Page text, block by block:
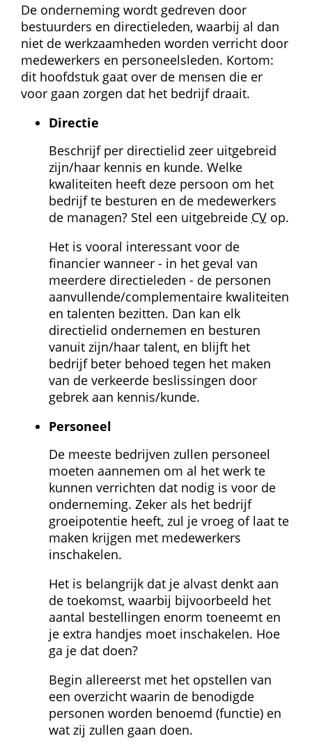
De onderneming wordt gedreven door
bestuurders en directieleden, waarbij al dan
niet de werkzaamheden worden verricht door
medewerkers en personeelsleden. Kortom:
dit hoofdstuk gaat over de mensen die er
voor gaan zorgen dat het bedrijf draait.
Directie
Beschrijf per directielid zeer uitgebreid
zijn/haar kennis en kunde. Welke
kwaliteiten heeft deze persoon om het
bedrijf te besturen en de medewerkers
de managen? Stel een uitgebreide CV op.
Het is vooral interessant voor de
financier wanneer - in het geval van
meerdere directieleden - de personen
aanvullende/complementaire kwaliteiten
en talenten bezitten. Dan kan elk
directielid ondernemen en besturen
vanuit zijn/haar talent, en blijft het
bedrijf beter behoed tegen het maken
van de verkeerde beslissingen door
gebrek aan kennis/kunde.
Personeel
De meeste bedrijven zullen personeel
moeten aannemen om al het werk te
kunnen verrichten dat nodig is voor de
onderneming. Zeker als het bedrijf
groeipotentie heeft, zul je vroeg of laat te
maken krijgen met medewerkers
inschakelen.
Het is belangrijk dat je alvast denkt aan
de toekomst, waarbij bijvoorbeeld het
aantal bestellingen enorm toeneemt en
je extra handjes moet inschakelen. Hoe
ga je dat doen?
Begin allereerst met het opstellen van
een overzicht waarin de benodigde
personen worden benoemd (functie) en
wat zij zullen gaan doen.